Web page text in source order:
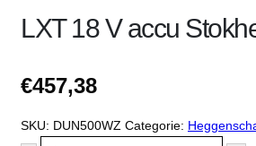
LXT 18 V accu
€457,38
SKU: DUN500WZ Categorie: